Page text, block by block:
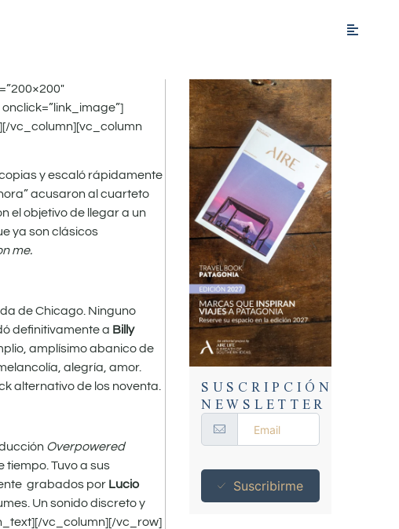
vc_column][vc_column
y escaló rápidamente
acusaron al cuarteto
el objetivo de llegar a un
ya son clásicos
me.
de Chicago. Ninguno
definitivamente a Billy
amplísimo abanico de
alegría, amor.
alternativo de los noventa.
Overpowered
Tuvo a sus
grabados por Lucio
Un sonido discreto y
vc_column][/vc_row]
SUSCRIPCIÓN
NEWSLETTER
Suscribirme